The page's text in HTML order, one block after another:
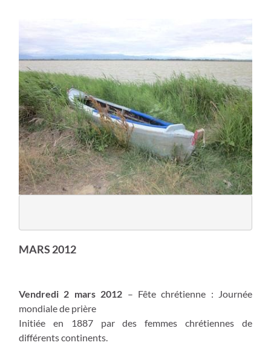
MARS 2012
Vendredi 2 mars 2012 – Fête chrétienne : Journée
mondiale de prière
Initiée en 1887 par des femmes chrétiennes de
différents continents.